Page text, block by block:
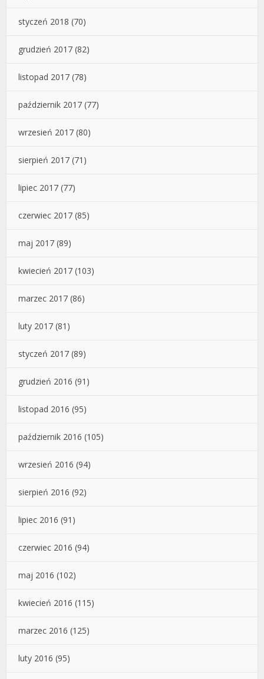
styczeń 2018 (70)
grudzień 2017 (82)
listopad 2017 (78)
październik 2017 (77)
wrzesień 2017 (80)
sierpień 2017 (71)
lipiec 2017 (77)
czerwiec 2017 (85)
maj 2017 (89)
kwiecień 2017 (103)
marzec 2017 (86)
luty 2017 (81)
styczeń 2017 (89)
grudzień 2016 (91)
listopad 2016 (95)
październik 2016 (105)
wrzesień 2016 (94)
sierpień 2016 (92)
lipiec 2016 (91)
czerwiec 2016 (94)
maj 2016 (102)
kwiecień 2016 (115)
marzec 2016 (125)
luty 2016 (95)